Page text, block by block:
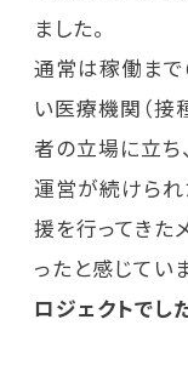
ました。
通常は稼働まで
い医療機関（接
者の立場に立ち
運営が続けられ
援を行ってきた
ったと感じてい
ロジェクトでし